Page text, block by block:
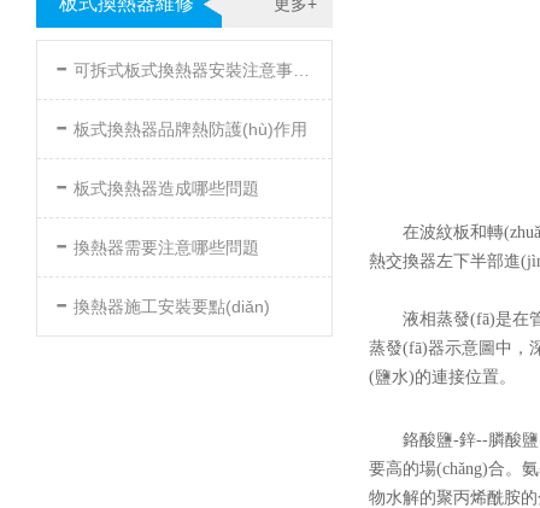
- 可拆式板式換熱器安裝注意事項(xiàng)
- 板式換熱器品牌熱防護(hù)作用
- 板式換熱器造成哪些問題
- 換熱器需要注意哪些問題
- 換熱器施工安裝要點(diǎn)
在波紋板和轉
熱交換器左下半部進
液相蒸發(fā)是在管
蒸發(fā)器示意圖中
(鹽水)的連接位置。
鉻酸鹽-鋅--膦酸
要高的場(chǎng)合
物水解的聚丙烯酰胺的